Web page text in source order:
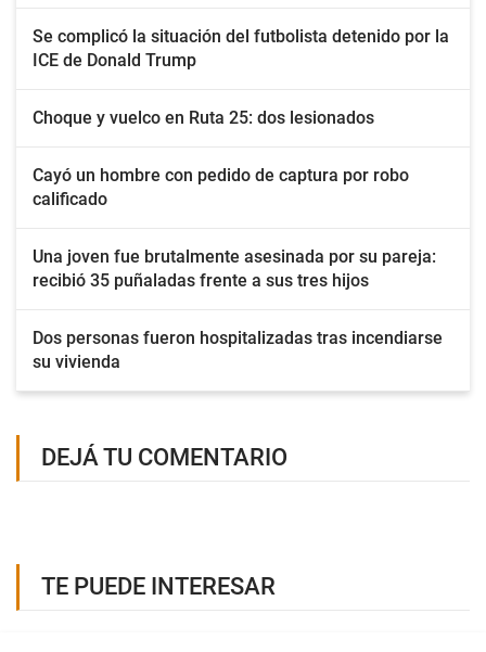
Se complicó la situación del futbolista detenido por la
ICE de Donald Trump
Choque y vuelco en Ruta 25: dos lesionados
Cayó un hombre con pedido de captura por robo
calificado
Una joven fue brutalmente asesinada por su pareja:
recibió 35 puñaladas frente a sus tres hijos
Dos personas fueron hospitalizadas tras incendiarse
su vivienda
DEJÁ TU COMENTARIO
TE PUEDE INTERESAR